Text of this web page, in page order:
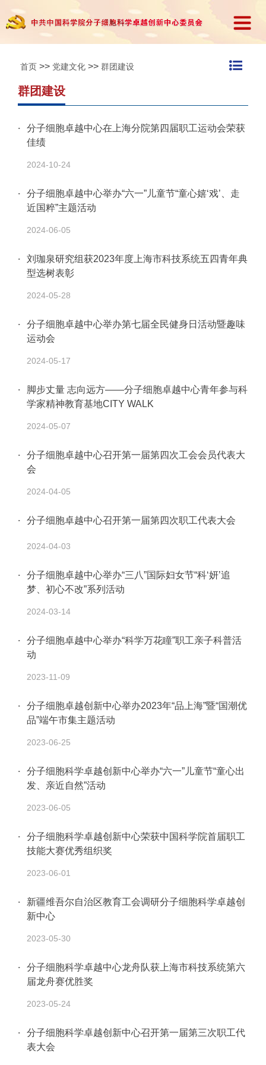
首页 >> 党建文化 >> 群团建设
群团建设
分子细胞卓越中心在上海分院第四届职工运动会荣获
佳绩
2024-10-24
分子细胞卓越中心举办“六一”儿童节“童心嬉‘戏’、走
近国粹”主题活动
2024-06-05
刘珈泉研究组获2023年度上海市科技系统五四青年典
型选树表彰
2024-05-28
分子细胞卓越中心举办第七届全民健身日活动暨趣味
运动会
2024-05-17
脚步丈量 志向远方——分子细胞卓越中心青年参与科
学家精神教育基地CITY WALK
2024-05-07
分子细胞卓越中心召开第一届第四次工会会员代表大
会
2024-04-05
分子细胞卓越中心召开第一届第四次职工代表大会
2024-04-03
分子细胞卓越中心举办“三八”国际妇女节“科‘妍’追
梦、初心不改”系列活动
2024-03-14
分子细胞卓越中心举办“科学万花瞳”职工亲子科普活
动
2023-11-09
分子细胞卓越创新中心举办2023年“品上海”暨“国潮优
品”端午市集主题活动
2023-06-25
分子细胞科学卓越创新中心举办“六一”儿童节“童心出
发、亲近自然”活动
2023-06-05
分子细胞科学卓越创新中心荣获中国科学院首届职工
技能大赛优秀组织奖
2023-06-01
新疆维吾尔自治区教育工会调研分子细胞科学卓越创
新中心
2023-05-30
分子细胞科学卓越中心龙舟队获上海市科技系统第六
届龙舟赛优胜奖
2023-05-24
分子细胞科学卓越创新中心召开第一届第三次职工代
表大会